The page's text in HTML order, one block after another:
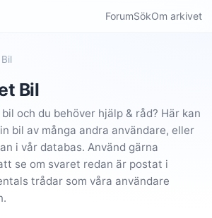
ForumSökOm arkivet
Bil
och du behöver hjälp & råd? Här kan
bil av många andra användare, eller
i vår databas. Använd gärna
se om svaret redan är postat i
trådar som våra användare